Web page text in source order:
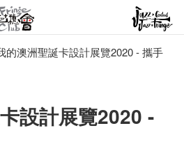
的澳洲聖誕卡設計展覽2020 - 攜手
設計展覽2020 -